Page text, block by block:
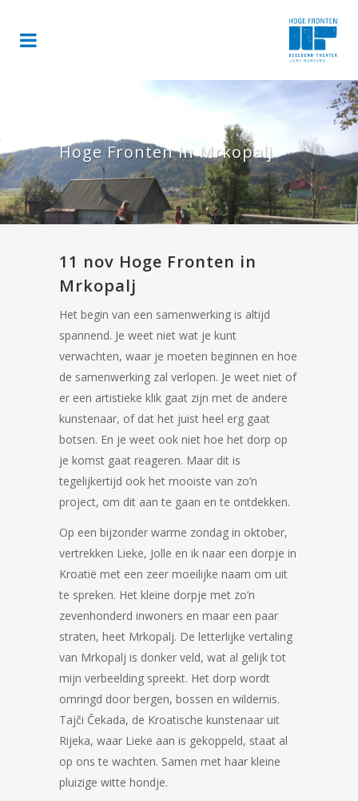
Hoge Fronten in Mrkopalj
11 nov Hoge Fronten in
Mrkopalj
Het begin van een samenwerking is altijd
spannend. Je weet niet wat je kunt
verwachten, waar je moeten beginnen en hoe
de samenwerking zal verlopen. Je weet niet of
er een artistieke klik gaat zijn met de andere
kunstenaar, of dat het juist heel erg gaat
botsen. En je weet ook niet hoe het dorp op
je komst gaat reageren. Maar dit is
tegelijkertijd ook het mooiste van zo’n
project, om dit aan te gaan en te ontdekken.
Op een bijzonder warme zondag in oktober,
vertrekken Lieke, Jolle en ik naar een dorpje in
Kroatië met een zeer moeilijke naam om uit
te spreken. Het kleine dorpje met zo’n
zevenhonderd inwoners en maar een paar
straten, heet Mrkopalj. De letterlijke vertaling
van Mrkopalj is donker veld, wat al gelijk tot
mijn verbeelding spreekt. Het dorp wordt
omringd door bergen, bossen en wildernis.
Tajči Čekada, de Kroatische kunstenaar uit
Rijeka, waar Lieke aan is gekoppeld, staat al
op ons te wachten. Samen met haar kleine
pluizige witte hondje.